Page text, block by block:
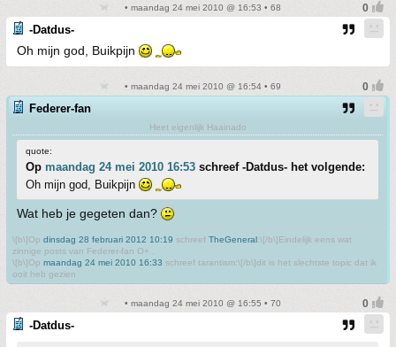
• maandag 24 mei 2010 @ 16:53 • 68
-Datdus-
Oh mijn god, Buikpijn
• maandag 24 mei 2010 @ 16:54 • 69
Federer-fan
Heet eigenlijk Haainado
quote:
Op maandag 24 mei 2010 16:53 schreef -Datdus- het volgende:
Oh mijn god, Buikpijn
Wat heb je gegeten dan?
\[b\]Op dinsdag 28 februari 2012 10:19 schreef TheGeneral:\[/b\]Eindelijk eens wat
zinnige posts van Federer-fan O+ .
\[b\]Op maandag 24 mei 2010 16:33 schreef tarantism:\[/b\]dit is het slechtste topic dat ik
ooit heb gezien
• maandag 24 mei 2010 @ 16:55 • 70
-Datdus-